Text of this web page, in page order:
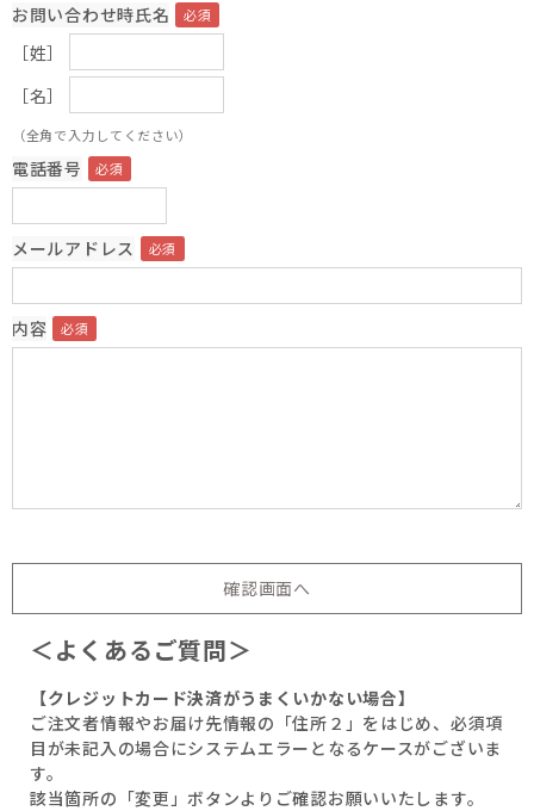
お問い合わせ時氏名
［姓］
［名］
（全角で入力してください）
電話番号
メールアドレス
内容
＜よくあるご質問＞
【クレジットカード決済がうまくいかない場合】
ご注文者情報やお届け先情報の「住所２」をはじめ、必須項
目が未記入の場合にシステムエラーとなるケースがございま
す。
該当箇所の「変更」ボタンよりご確認お願いいたします。